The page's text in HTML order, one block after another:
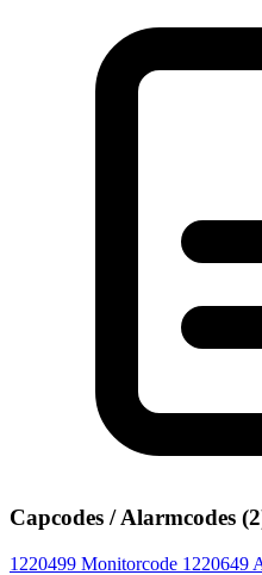
Capcodes / Alarmcodes
1220499 Monitorcode 1220649